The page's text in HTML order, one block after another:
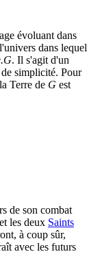
évoluant dans
dans lequel
. Il s'agit d'un
simplicité. Pour
Terre de G est
de son combat
les deux Saints
à coup sûr,
avec les futurs